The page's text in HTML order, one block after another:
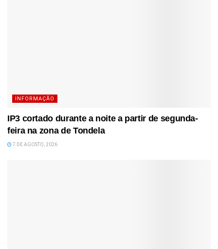
INFORMAÇÃO
IP3 cortado durante a noite a partir de segunda-
feira na zona de Tondela
7 DE AGOSTO, 2026